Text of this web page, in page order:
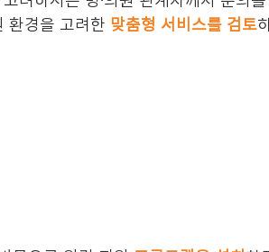
환경을 고려한 맞춤형 서비스를 검토